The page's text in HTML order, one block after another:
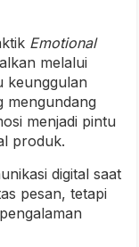
Emotional
melalui
keunggulan
mengundang
menjadi pintu
produk.
digital saat
pesan, tetapi